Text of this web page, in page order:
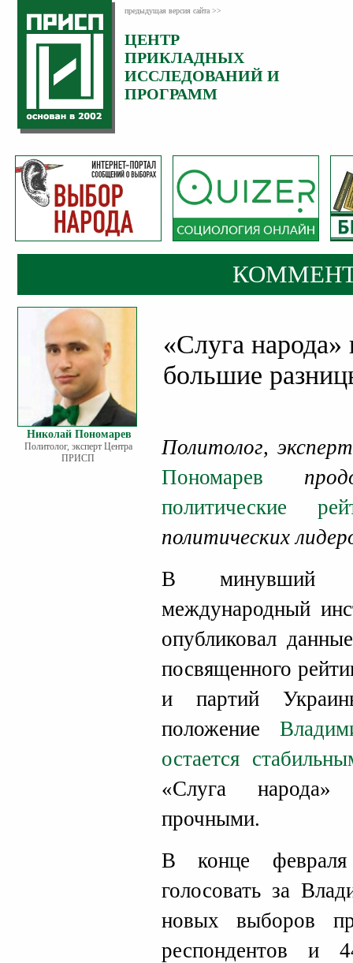
предыдущая версия сайта >>
ЦЕНТР
ПРИКЛАДНЫХ
ИССЛЕДОВАНИЙ И
ПРОГРАММ
Николай Пономарев
Политолог, эксперт Центра
ПРИСП
«Слуга народа»
большие
Политолог,
Пономарев
политические
политических
В минувший
международный
опубликовал
посвященного
и партий
положение
остается
«Слуга народа»
прочными.
В конце
голосовать за
новых выборов
респондентов и
Категория:
Комментарии